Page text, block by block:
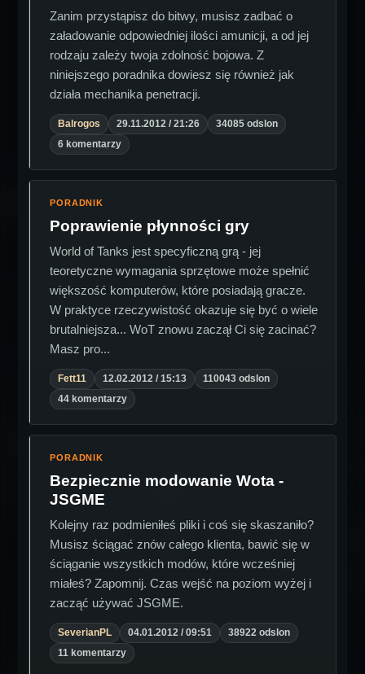
Zanim przystąpisz do bitwy, musisz zadbać o
załadowanie odpowiedniej ilości amunicji, a od jej
rodzaju zależy twoja zdolność bojowa. Z
niniejszego poradnika dowiesz się również jak
działa mechanika penetracji.
Balrogos 29.11.2012 / 21:26
34085 odslon
6 komentarzy
PORADNIK
Poprawienie płynności gry
World of Tanks jest specyficzną grą - jej
teoretyczne wymagania sprzętowe może spełnić
większość komputerów, które posiadają gracze.
W praktyce rzeczywistość okazuje się być o wiele
brutalniejsza... WoT znowu zaczął Ci się zacinać?
Masz pro...
Fett11 12.02.2012 / 15:13
110043 odslon
44 komentarzy
PORADNIK
Bezpiecznie modowanie Wota -
JSGME
Kolejny raz podmieniłeś pliki i coś się skaszaniło?
Musisz ściągać znów całego klienta, bawić się w
ściąganie wszystkich modów, które wcześniej
miałeś? Zapomnij. Czas wejść na poziom wyżej i
zacząć używać JSGME.
SeverianPL 04.01.2012 / 09:51
38922 odslon
11 komentarzy